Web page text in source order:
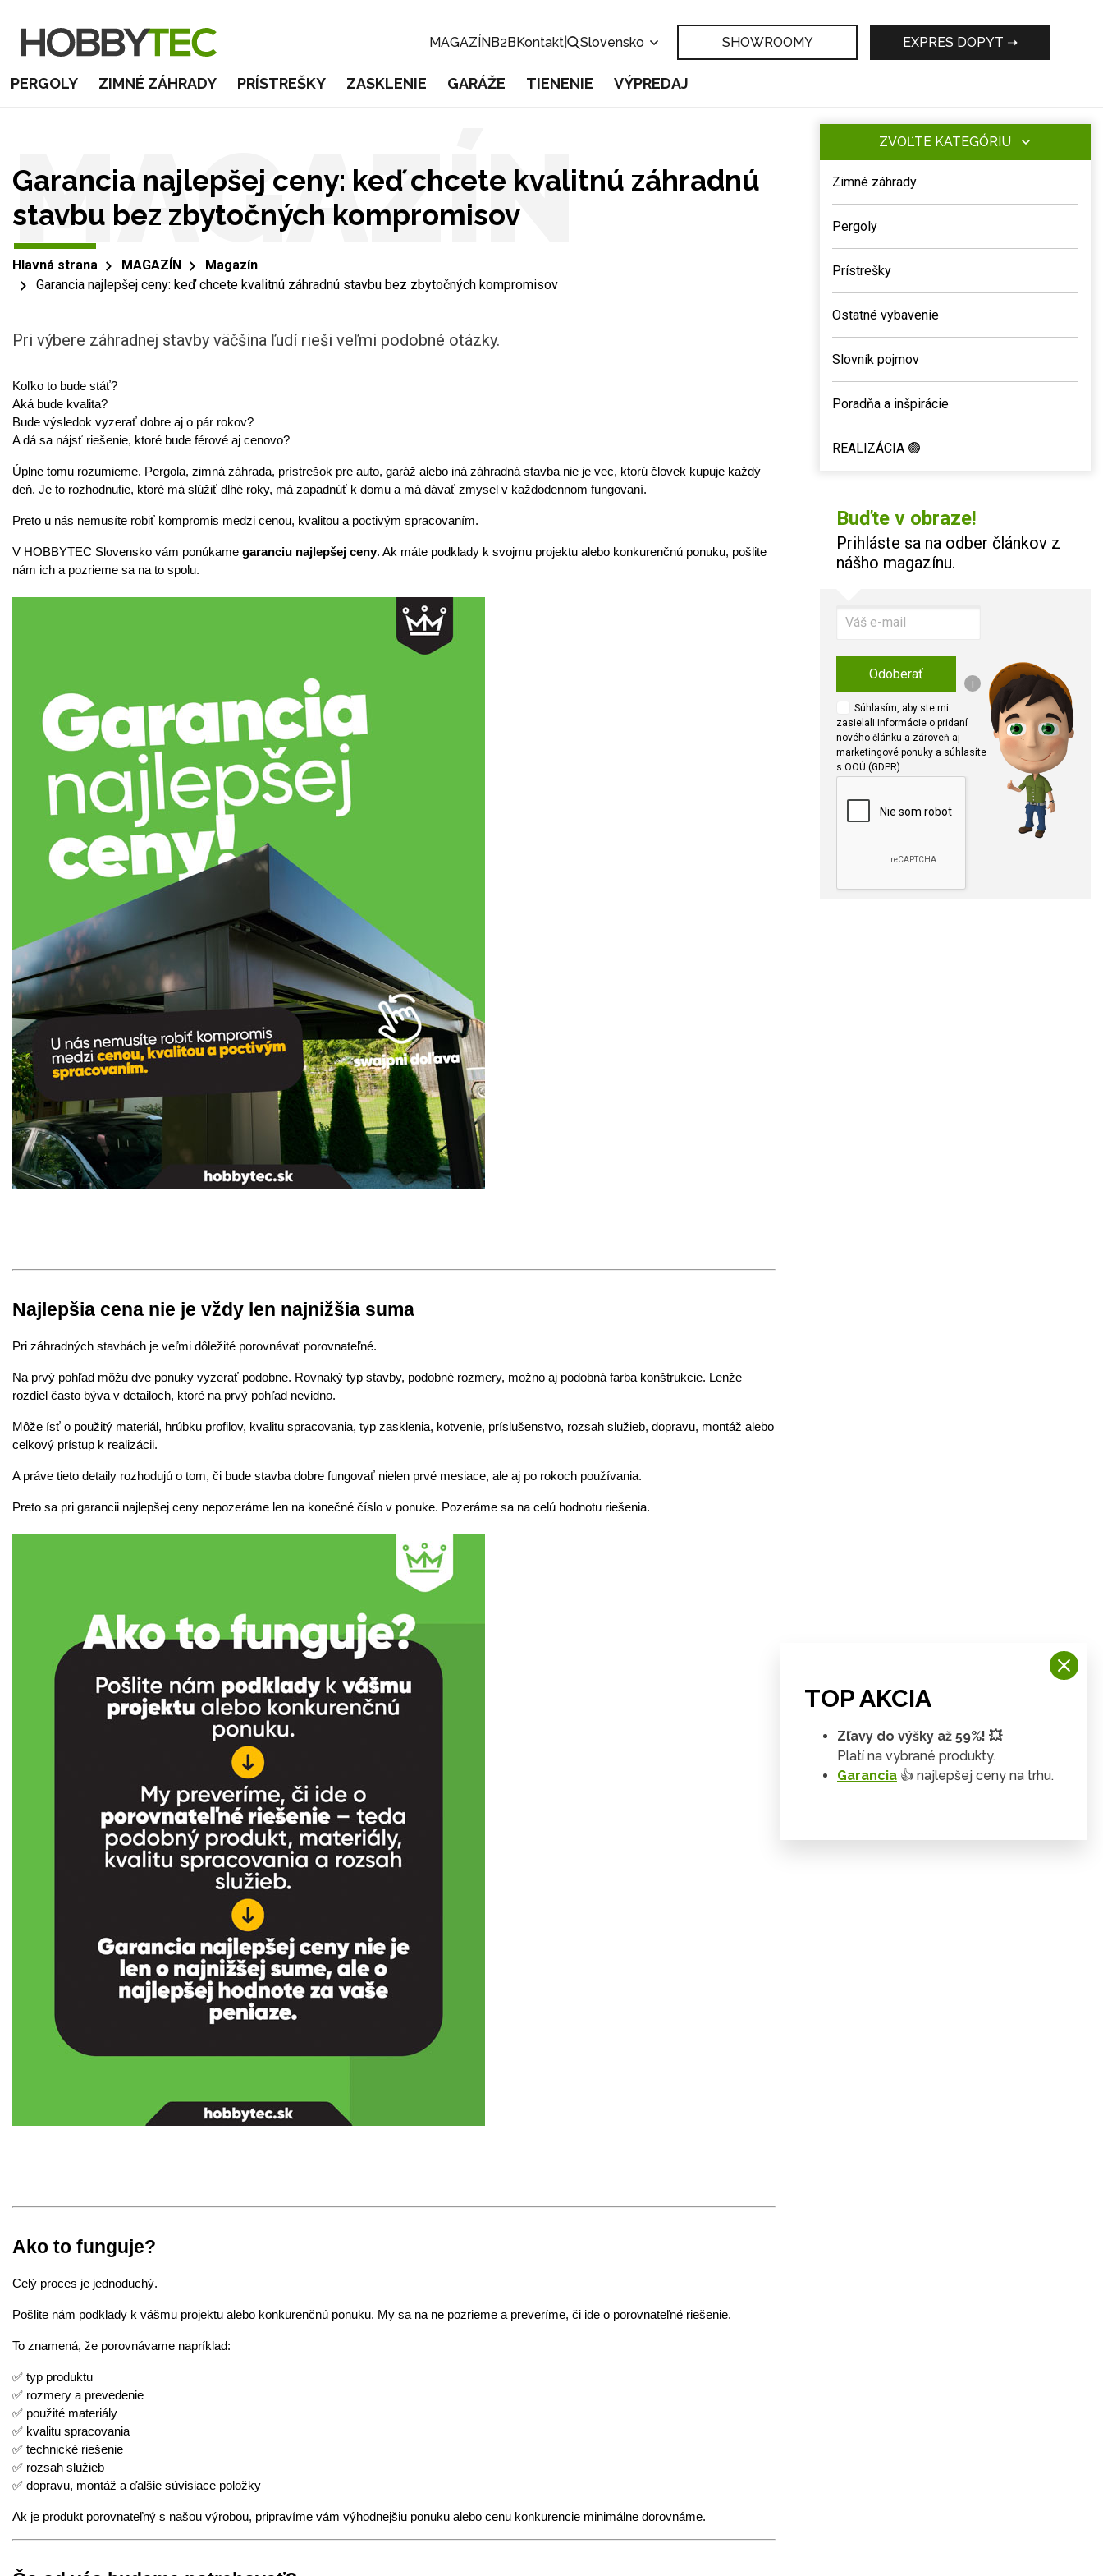
MAGAZÍNB2BKontakt Slovensko SHOWROOMY EXPRES DOPYT ➝
PERGOLY ZIMNÉ ZÁHRADY PRÍSTREŠKY ZASKLENIE GARÁŽE TIENENIE VÝPREDAJ
ZVOĽTE KATEGÓRIU
Zimné záhrady
Pergoly
Prístrešky
Ostatné vybavenie
Slovník pojmov
Poradňa a inšpirácie
REALIZÁCIA 🟢
Buďte v obraze!
Prihláste sa na odber článkov z
nášho magazínu.
Odoberať
i
Súhlasím, aby ste mi
zasielali informácie o pridaní
nového článku a zároveň aj
marketingové ponuky a súhlasíte
s OOÚ (GDPR).
MAGAZÍN
Garancia najlepšej ceny: keď chcete kvalitnú záhradnú
stavbu bez zbytočných kompromisov
Hlavná strana MAGAZÍN
Magazín
Garancia najlepšej ceny: keď chcete kvalitnú záhradnú stavbu bez zbytočných kompromisov
Pri výbere záhradnej stavby väčšina ľudí rieši veľmi podobné otázky.
Koľko to bude stáť?
Aká bude kvalita?
Bude výsledok vyzerať dobre aj o pár rokov?
A dá sa nájsť riešenie, ktoré bude férové aj cenovo?
Úplne tomu rozumieme. Pergola, zimná záhrada, prístrešok pre auto, garáž alebo iná záhradná stavba nie je vec, ktorú človek kupuje každý
deň. Je to rozhodnutie, ktoré má slúžiť dlhé roky, má zapadnúť k domu a má dávať zmysel v každodennom fungovaní.
Preto u nás nemusíte robiť kompromis medzi cenou, kvalitou a poctivým spracovaním.
V HOBBYTEC Slovensko vám ponúkame garanciu najlepšej ceny. Ak máte podklady k svojmu projektu alebo konkurenčnú ponuku, pošlite
nám ich a pozrieme sa na to spolu.
Najlepšia cena nie je vždy len najnižšia suma
Pri záhradných stavbách je veľmi dôležité porovnávať porovnateľné.
Na prvý pohľad môžu dve ponuky vyzerať podobne. Rovnaký typ stavby, podobné rozmery, možno aj podobná farba konštrukcie. Lenže
rozdiel často býva v detailoch, ktoré na prvý pohľad nevidno.
Môže ísť o použitý materiál, hrúbku profilov, kvalitu spracovania, typ zasklenia, kotvenie, príslušenstvo, rozsah služieb, dopravu, montáž alebo
celkový prístup k realizácii.
A práve tieto detaily rozhodujú o tom, či bude stavba dobre fungovať nielen prvé mesiace, ale aj po rokoch používania.
Preto sa pri garancii najlepšej ceny nepozeráme len na konečné číslo v ponuke. Pozeráme sa na celú hodnotu riešenia.
Ako to funguje?
Celý proces je jednoduchý.
Pošlite nám podklady k vášmu projektu alebo konkurenčnú ponuku. My sa na ne pozrieme a preveríme, či ide o porovnateľné riešenie.
To znamená, že porovnávame napríklad:
✅ typ produktu
✅ rozmery a prevedenie
✅ použité materiály
✅ kvalitu spracovania
✅ technické riešenie
✅ rozsah služieb
✅ dopravu, montáž a ďalšie súvisiace položky
Ak je produkt porovnateľný s našou výrobou, pripravíme vám výhodnejšiu ponuku alebo cenu konkurencie minimálne dorovnáme.
TOP AKCIA
Zľavy do výšky až 59%! 💥
Platí na vybrané produkty.
Garancia 👍 najlepšej ceny na trhu.